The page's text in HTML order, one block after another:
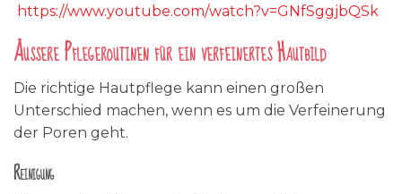
https://www.youtube.com/watch?v=GNfSggjbQSk
Äußere Pflegeroutinen für ein verfeinertes Hautbild
Die richtige Hautpflege kann einen großen
Unterschied machen, wenn es um die Verfeinerung
der Poren geht.
Reinigung